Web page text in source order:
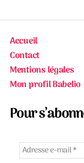
Accueil
Contact
Mentions légales
Mon profil Babelio
Pour